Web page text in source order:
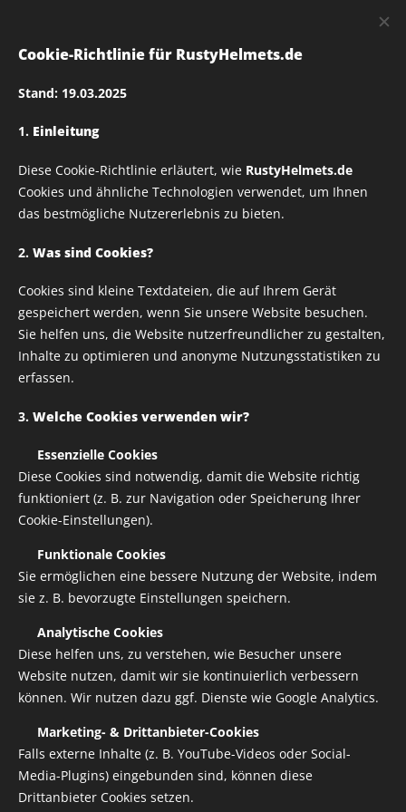
BANDANA 60X60 Rusty
Helmets 07
Bandana 60 X 60 cm
7,00€
zzgl. Versandkosten 7,00 € / 1 stk.
Verfügbar in 14 Tagen
Cookie-Richtlinie für RustyHelmets.de
Stand: 19.03.2025
1. Einleitung
Diese Cookie-Richtlinie erläutert, wie RustyHelmets.de
Cookies und ähnliche Technologien verwendet, um Ihnen
das bestmögliche Nutzererlebnis zu bieten.
2. Was sind Cookies?
Cookies sind kleine Textdateien, die auf Ihrem Gerät
gespeichert werden, wenn Sie unsere Website besuchen.
Sie helfen uns, die Website nutzerfreundlicher zu gestalten,
Inhalte zu optimieren und anonyme Nutzungsstatistiken zu
erfassen.
3. Welche Cookies verwenden wir?
Essenzielle Cookies
Diese Cookies sind notwendig, damit die Website richtig
funktioniert (z. B. zur Navigation oder Speicherung Ihrer
Cookie-Einstellungen).
Funktionale Cookies
Sie ermöglichen eine bessere Nutzung der Website, indem
sie z. B. bevorzugte Einstellungen speichern.
Analytische Cookies
Diese helfen uns, zu verstehen, wie Besucher unsere
Website nutzen, damit wir sie kontinuierlich verbessern
können. Wir nutzen dazu ggf. Dienste wie Google Analytics.
Marketing- & Drittanbieter-Cookies
Falls externe Inhalte (z. B. YouTube-Videos oder Social-
Media-Plugins) eingebunden sind, können diese
Drittanbieter Cookies setzen.